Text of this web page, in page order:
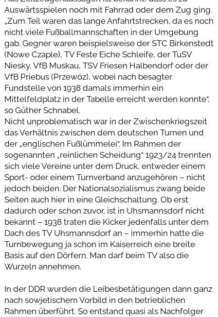
Auswärtsspielen noch mit Fahrrad oder dem Zug ging.
„Zum Teil waren das lange Anfahrtstrecken, da es noch
nicht viele Fußballmannschaften in der Umgebung
gab. Gegner waren beispielsweise der STC Birkenstedt
(Nowe Czaple), TV Feste Eiche Schleife, der TuSV
Niesky, VfB Muskau, TSV Friesen Halbendorf oder der
VfB Priebus (Przewóz), wobei nach besagter
Fundstelle von 1938 damals immerhin ein
Mittelfeldplatz in der Tabelle erreicht werden konnte“,
so Güther Schnabel.
Nicht unproblematisch war in der Zwischenkriegszeit
das Verhältnis zwischen dem deutschen Turnen und
der „englischen Fußlümmelei“. Im Rahmen der
sogenannten „reinlichen Scheidung“ 1923/24 trennten
sich viele Vereine unter dem Druck, entweder einem
Sport- oder einem Turnverband anzugehören – nicht
jedoch beiden. Der Nationalsozialismus zwang beide
Seiten auch hier in eine Gleichschaltung. Ob erst
dadurch oder schon zuvor, ist in Uhsmannsdorf nicht
bekannt – 1938 traten die Kicker jedenfalls unter dem
Dach des TV Uhsmannsdorf an – immerhin hatte die
Turnbewegung ja schon im Kaiserreich eine breite
Basis auf den Dörfern. Man darf beim TV also die
Wurzeln annehmen.
In der DDR wurden die Leibesbetätigungen dann ganz
nach sowjetischem Vorbild in den betrieblichen
Rahmen überführt. So entstand quasi als Nachfolger